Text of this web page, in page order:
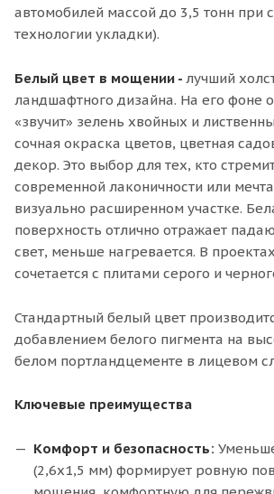
автомобилей массой до 3,5 тонн при
технологии укладки).
Белый цвет в мощении - лучший
ландшафтного дизайна. На его фоне
«звучит» зелень хвойных и
сочная окраска цветов, цветная
декор. Это выбор для тех, кто
современной лаконичности или
визуально расширенном участке.
поверхность отлично отражает
свет, меньше нагревается. В
сочетается с плитами серого и
Стандартный белый цвет
добавлением белого пигмента на
белом портландцементе в лицевом
Ключевые преимущества
Комфорт и безопасность:
(2,6х1,5 мм) формирует ровную